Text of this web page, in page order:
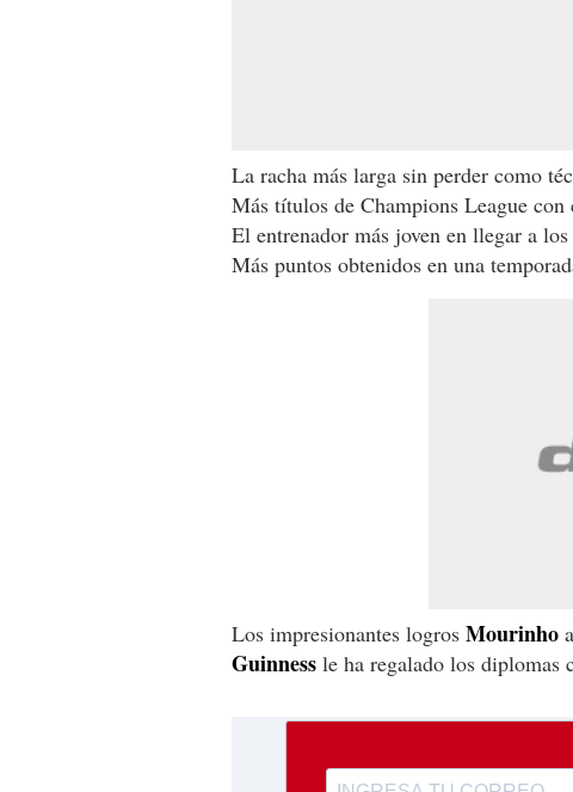
La racha más larga sin perder como
Más títulos de Champions League con
El entrenador más joven en llegar a
Más puntos obtenidos en una
Los impresionantes logros Mourinho
Guinness le ha regalado los diplomas